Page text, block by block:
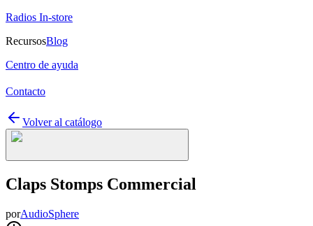
Radios In-store
RecursosBlog
Centro de ayuda
Contacto
Volver al catálogo
Claps Stomps Commercial
porAudioSphere